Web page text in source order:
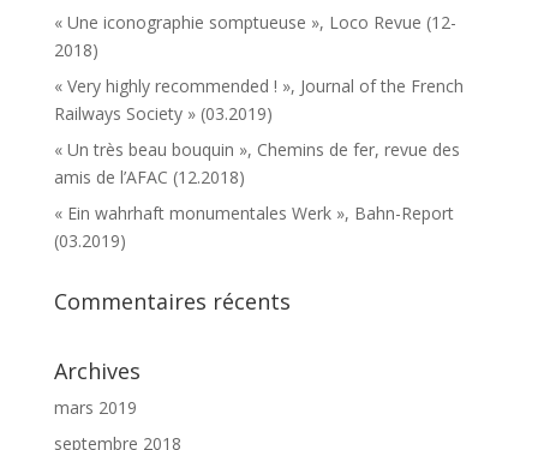
« Une iconographie somptueuse », Loco Revue (12-
2018)
« Very highly recommended ! », Journal of the French
Railways Society » (03.2019)
« Un très beau bouquin », Chemins de fer, revue des
amis de l’AFAC (12.2018)
« Ein wahrhaft monumentales Werk », Bahn-Report
(03.2019)
Commentaires récents
Archives
mars 2019
septembre 2018